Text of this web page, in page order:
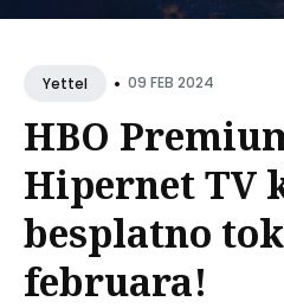
Yettel • 09 FEB 2024
HBO
Hipernet TV
besplatno
februara!